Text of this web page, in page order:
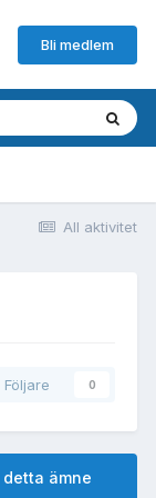
Bli medlem
All aktivitet
Följare 0
detta ämne